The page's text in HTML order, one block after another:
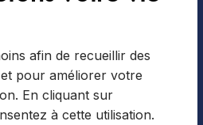
privée, mixte, titulaire d’un permis
de niveau secondaire. Il offre un
à l’obtention d’un diplôme d’études
afin de recueillir des
pour améliorer votre
En cliquant sur
à cette utilisation.